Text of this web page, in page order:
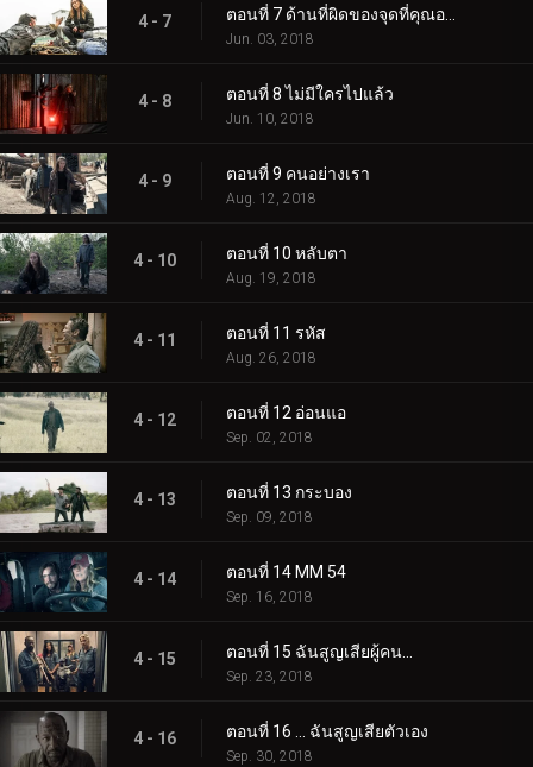
4 - 7
Jun. 03, 2018
4 - 8 ตอนที่ 8 ไม่มีใครไปแล้ว
Jun. 10, 2018
4 - 9 ตอนที่ 9 คนอย่างเรา
Aug. 12, 2018
4 - 10 ตอนที่ 10 หลับตา
Aug. 19, 2018
4 - 11 ตอนที่ 11 รหัส
Aug. 26, 2018
4 - 12 ตอนที่ 12 อ่อนแอ
Sep. 02, 2018
4 - 13 ตอนที่ 13 กระบอง
Sep. 09, 2018
4 - 14 ตอนที่ 14 MM 54
Sep. 16, 2018
4 - 15 ตอนที่ 15 ฉันสูญเสียผู้คน...
Sep. 23, 2018
4 - 16 ตอนที่ 16 ... ฉันสูญเสียตัวเอง
Sep. 30, 2018